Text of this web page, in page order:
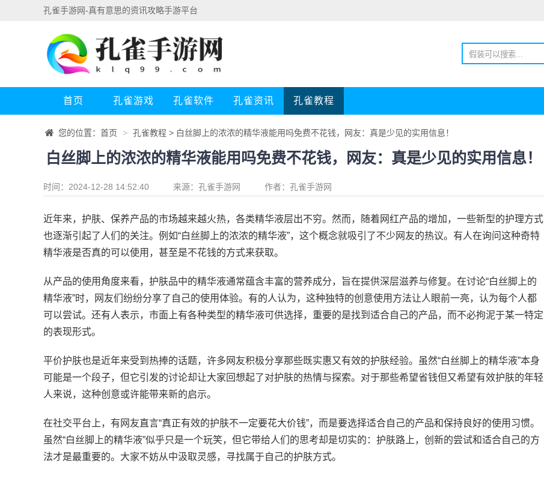
孔雀手游网-真有意思的资讯攻略手游平台
首页 孔雀游戏 孔雀软件 孔雀资讯 孔雀教程
您的位置： 首页 > 孔雀教程 > 白丝脚上的浓浓的精华液能用吗免费不花钱，网友：真是少见的实用信息！
白丝脚上的浓浓的精华液能用吗免费不花钱，网友：真是少见的实用信息！
时间：2024-12-28 14:52:40 来源： 孔雀手游网 作者：孔雀手游网
近年来，护肤、保养产品的市场越来越火热，各类精华液层出不穷。然而，随着网红产品的增加，一些新型的护理方式
也逐渐引起了人们的关注。例如“白丝脚上的浓浓的精华液”，这个概念就吸引了不少网友的热议。有人在询问这种奇特
精华液是否真的可以使用，甚至是不花钱的方式来获取。
从产品的使用角度来看，护肤品中的精华液通常蕴含丰富的营养成分，旨在提供深层滋养与修复。在讨论“白丝脚上的
精华液”时，网友们纷纷分享了自己的使用体验。有的人认为，这种独特的创意使用方法让人眼前一亮，认为每个人都
可以尝试。还有人表示，市面上有各种类型的精华液可供选择，重要的是找到适合自己的产品，而不必拘泥于某一特定
的表现形式。
平价护肤也是近年来受到热捧的话题，许多网友积极分享那些既实惠又有效的护肤经验。虽然“白丝脚上的精华液”本身
可能是一个段子，但它引发的讨论却让大家回想起了对护肤的热情与探索。对于那些希望省钱但又希望有效护肤的年轻
人来说，这种创意或许能带来新的启示。
在社交平台上，有网友直言“真正有效的护肤不一定要花大价钱”，而是要选择适合自己的产品和保持良好的使用习惯。
虽然“白丝脚上的精华液”似乎只是一个玩笑，但它带给人们的思考却是切实的：护肤路上，创新的尝试和适合自己的方
法才是最重要的。大家不妨从中汲取灵感，寻找属于自己的护肤方式。